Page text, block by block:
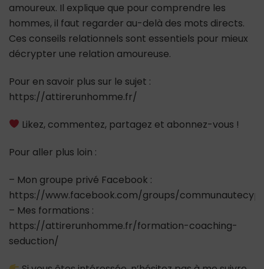
amoureux. Il explique que pour comprendre les
hommes, il faut regarder au-delà des mots directs.
Ces conseils relationnels sont essentiels pour mieux
décrypter une relation amoureuse.
Pour en savoir plus sur le sujet :
https://attirerunhomme.fr/
Likez, commentez, partagez et abonnez-vous !
Pour aller plus loin :
– Mon groupe privé Facebook :
https://www.facebook.com/groups/
– Mes formations :
https://attirerunhomme.fr/formation-coaching-
seduction/